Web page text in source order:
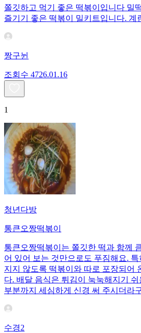
쫄깃하고 먹기 좋은 떡볶이입니다 밀
즐기기 좋은 떡볶이 밀키트입니다. 계
짱구뉜
조회수 4726.01.16
1
청년다방
통큰오짱떡볶이
통큰오짱떡볶이는 쫄깃한 떡과 함께
어 있어 보는 것만으로도 푸짐해요.
지지 않도록 떡볶이와 따로 포장되어
다. 배달 음식은 튀김이 눅눅해지기
부분까지 세심하게 신경 써 주시더라
수경2